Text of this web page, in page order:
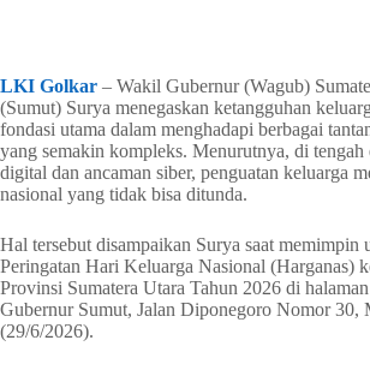
LKI Golkar – Wakil Gubernur (Wagub)
(Sumut) Surya menegaskan ketangguhan
fondasi utama dalam menghadapi berbagai
yang semakin kompleks. Menurutnya, di tengah
digital dan ancaman siber, penguatan keluarga
nasional yang tidak bisa ditunda.
Hal tersebut disampaikan Surya saat memimpin
Peringatan Hari Keluarga Nasional (Harganas)
Provinsi Sumatera Utara Tahun 2026 di
Gubernur Sumut, Jalan Diponegoro Nomor 30,
(29/6/2026).